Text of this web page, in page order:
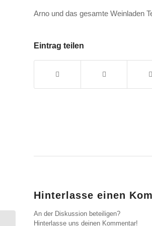
Arno und das gesamte Weinladen
Eintrag teilen
Hinterlasse einen
An der Diskussion beteiligen?
Hinterlasse uns deinen Kommentar!